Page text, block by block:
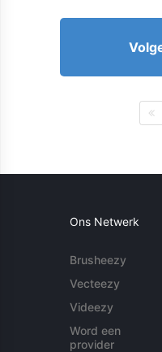
Ons Netwerk
Brusheezy
Vecteezy
Videezy
Word een
provider